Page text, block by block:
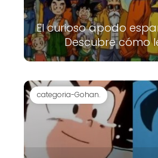
El curioso apodo
Descubre cómo
categoria-Gohan.